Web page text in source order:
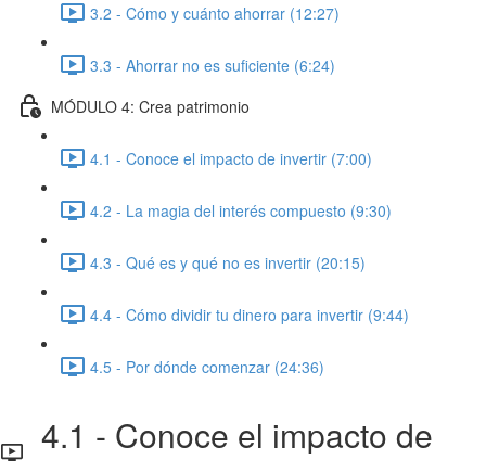
3.2 - Cómo y cuánto ahorrar (12:27)
3.3 - Ahorrar no es suficiente (6:24)
MÓDULO 4: Crea patrimonio
4.1 - Conoce el impacto de invertir (7:00)
4.2 - La magia del interés compuesto (9:30)
4.3 - Qué es y qué no es invertir (20:15)
4.4 - Cómo dividir tu dinero para invertir (9:44)
4.5 - Por dónde comenzar (24:36)
4.1 - Conoce el impacto de